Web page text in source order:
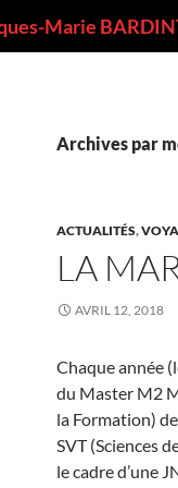
Marie
Archives par
ACTUALITÉS,
LA
AVRIL 12, 2018
Chaque année
du Master M2
la Formation)
SVT (Sciences
le cadre d’une